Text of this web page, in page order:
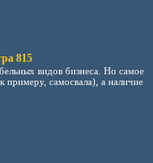
815
видов бизнеса. Но самое
примеру, самосвала), а наличие